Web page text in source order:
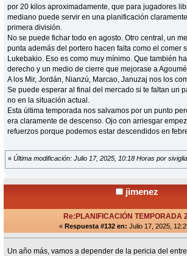
por 20 kilos aproximadamente, que para jugadores
mediano puede servir en una planificación
primera división.
No se puede fichar todo en agosto. Otro central, un
punta además del portero hacen falta como el comer
Lukebakio. Eso es como muy mínimo. Que también
derecho y un medio de cierre que mejorase a Agoumé
A los Mir, Jordán, Nianzú, Marcao, Januzaj nos los
Se puede esperar al final del mercado si te faltan un
no en la situación actual.
Esta última temporada nos salvamos por un punto
era claramente de descenso. Ojo con arriesgar
refuerzos porque podemos estar descendidos en
« Última modificación: Julio 17, 2025, 10:18 Horas por
jimenez
Re:PLANIFICACIÓN TEMPORADA
« Respuesta #132 en: Julio 17, 2025,
Un año más, vamos a depender de la pericia del